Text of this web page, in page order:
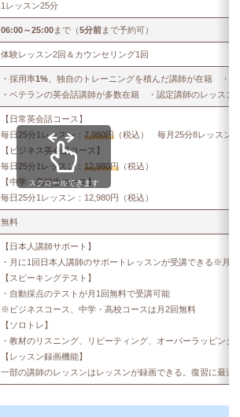
1レッスン25分
06:00～25:00まで（5分前まで予約可）
体験レッスン2回＆カウンセリング1回
・採用率1%、独自のトレーニングを積んだ講師が在籍 ・
・ベテランの英会話講師が多数在籍 ・認定講師のレッス
【日常英会話コース】
毎日25分1レッスン： 7,980円（税込） 毎月25分8レッスン
【ビジネス英会話コース】
毎日25分1レッスン： 12,980円（税込）
【中学・高校生コース】
毎日25分1レッスン：12,980円（税込）
無料
【日本人講師サポート】
・月に1回日本人講師のサポートレッスンが受講できる※月8
【スピーキングテスト】
・自動採点のテストが月1回無料で受講可能
※ビジネスコース、中学・高校コースは月2回無料
【ソロトレ】
・教材のリスニング、リピーティング、オーバーラッピン
【レッスン録画機能】
一部の講師のレッスンはレッスンが録画できる。復習に最
スクロールできます